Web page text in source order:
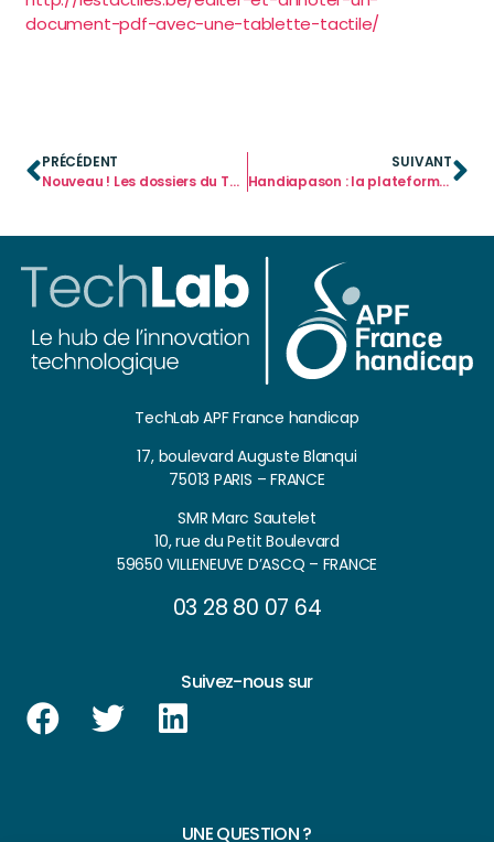
document-pdf-avec-une-tablette-tactile/
PRÉCÉDENT
Nouveau ! Les dossiers du TechLab
SUIVANT
Handiapason : la plateforme est lancée
TechLab APF France handicap
17, boulevard Auguste Blanqui
75013 PARIS – FRANCE
SMR Marc Sautelet
10, rue du Petit Boulevard
59650 VILLENEUVE D’ASCQ – FRANCE
03 28 80 07 64
Suivez-nous sur
UNE QUESTION ?